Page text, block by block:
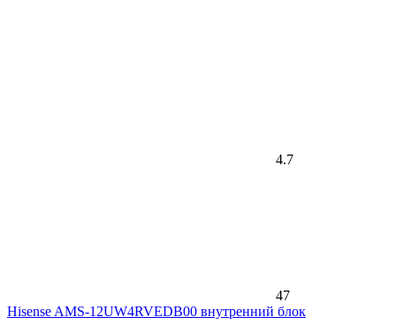
4.7
47
Hisense AMS-12UW4RVEDB00 внутренний блок